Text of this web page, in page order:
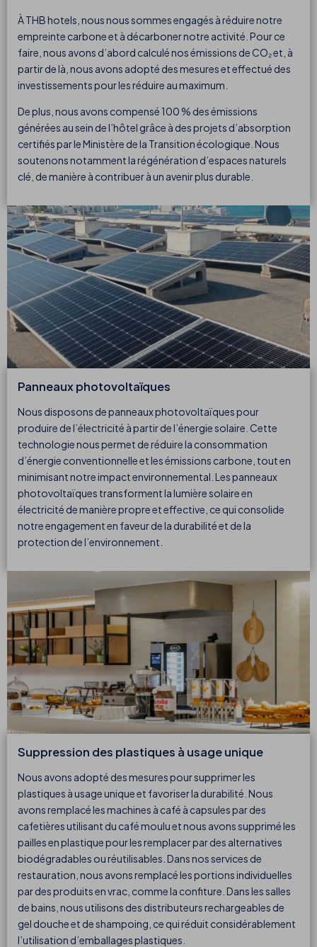
À THB hotels, nous nous sommes engagés à réduire notre
empreinte carbone et à décarboner notre activité. Pour ce
faire, nous avons d’abord calculé nos émissions de CO₂ et, à
partir de là, nous avons adopté des mesures et effectué des
investissements pour les réduire au maximum.
De plus, nous avons compensé 100 % des émissions
générées au sein de l’hôtel grâce à des projets d’absorption
certifiés par le Ministère de la Transition écologique. Nous
soutenons notamment la régénération d’espaces naturels
clé, de manière à contribuer à un avenir plus durable.
Panneaux photovoltaïques
Nous disposons de panneaux photovoltaïques pour
produire de l’électricité à partir de l’énergie solaire. Cette
technologie nous permet de réduire la consommation
d’énergie conventionnelle et les émissions carbone, tout en
minimisant notre impact environnemental. Les panneaux
photovoltaïques transforment la lumière solaire en
électricité de manière propre et effective, ce qui consolide
notre engagement en faveur de la durabilité et de la
protection de l’environnement.
Suppression des plastiques à usage unique
Nous avons adopté des mesures pour supprimer les
plastiques à usage unique et favoriser la durabilité. Nous
avons remplacé les machines à café à capsules par des
cafetières utilisant du café moulu et nous avons supprimé les
pailles en plastique pour les remplacer par des alternatives
biodégradables ou réutilisables. Dans nos services de
restauration, nous avons remplacé les portions individuelles
par des produits en vrac, comme la confiture. Dans les salles
de bains, nous utilisons des distributeurs rechargeables de
gel douche et de shampoing, ce qui réduit considérablement
l’utilisation d’emballages plastiques.